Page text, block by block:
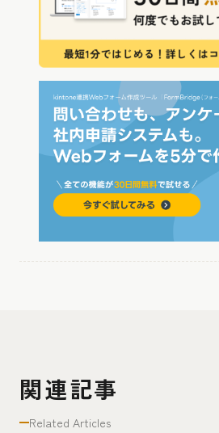
関連記事
Related Articles